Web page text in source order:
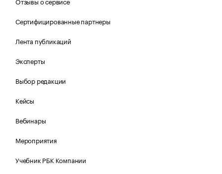
Сертифицированные партнеры
Лента публикаций
Эксперты
Выбор редакции
Кейсы
Вебинары
Мероприятия
Учебник РБК Компании